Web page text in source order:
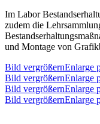
Im Labor
zudem die
und Montage von
Bild vergrößernEnlarge
Bild vergrößernEnlarge
Bild vergrößernEnlarge
Bild vergrößernEnlarge